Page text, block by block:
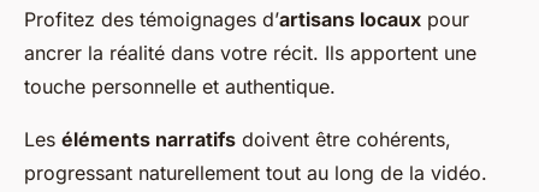
Profitez des témoignages d’artisans locaux pour
ancrer la réalité dans votre récit. Ils apportent une
touche personnelle et authentique.
Les éléments narratifs doivent être cohérents,
progressant naturellement tout au long de la vidéo.